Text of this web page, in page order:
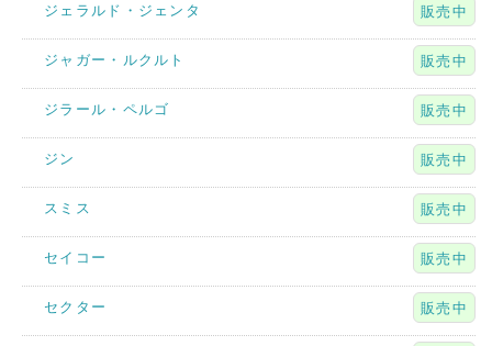
ジェラルド・ジェンタ 販売中
ジャガー・ルクルト 販売中
ジラール・ペルゴ 販売中
ジン 販売中
スミス 販売中
セイコー 販売中
セクター 販売中